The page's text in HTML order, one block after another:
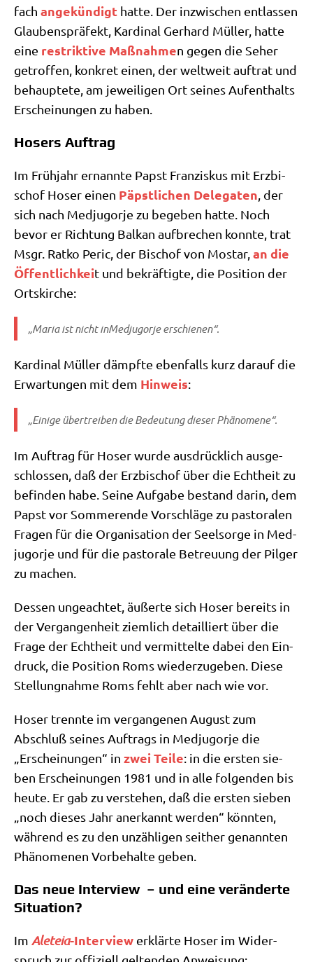
fach ange­kün­digt hat­te. Der inzwi­schen ent­las­sen
Glau­bens­prä­fekt, Kar­di­nal Ger­hard Mül­ler, hat­te
eine restrik­ti­ve Maß­nah­men gegen die Seher
getrof­fen, kon­kret einen, der welt­weit auf­trat und
behaup­te­te, am jewei­li­gen Ort sei­nes Auf­ent­halts
Erschei­nun­gen zu haben.
Hosers Auftrag
Im Früh­jahr ernann­te Papst Fran­zis­kus mit Erz­bi­
schof Hoser einen Päpst­li­chen Dele­ga­ten, der
sich nach Med­jug­or­je zu bege­ben hat­te. Noch
bevor er Rich­tung Bal­kan auf­bre­chen konn­te, trat
Msgr. Rat­ko Peric, der Bischof von Mostar,an die
Öffent­lich­keit und bekräf­tig­te, die Posi­ti­on der
Ortskirche:
„Maria ist nicht inMed­jug­or­je erschienen“.
Kar­di­nal Mül­ler dämpf­te eben­falls kurz dar­auf die
Erwar­tun­gen mit dem Hin­weis:
„Eini­ge über­trei­ben die Bedeu­tung die­ser Phänomene“.
Im Auf­trag für Hoser wur­de aus­drück­lich aus­ge­
schlos­sen, daß der Erz­bi­schof über die Echt­heit zu
befin­den habe. Sei­ne Auf­ga­be bestand dar­in, dem
Papst vor Som­mer­en­de Vor­schlä­ge zu pasto­ra­len
Fra­gen für die Orga­ni­sa­ti­on der Seel­sor­ge in Med­
jug­or­je und für die pasto­ra­le Betreu­ung der Pil­ger
zu machen.
Des­sen unge­ach­tet, äußer­te sich Hoser bereits in
der Ver­gan­gen­heit ziem­lich detail­liert über die
Fra­ge der Echt­heit und ver­mit­tel­te dabei den Ein­
druck, die Posi­ti­on Roms wie­der­zu­ge­ben. Die­se
Stel­lung­nah­me Roms fehlt aber nach wie vor.
Hoser trenn­te im ver­gan­ge­nen August zum
Abschluß sei­nes Auf­trags in Med­jug­or­je die
„Erschei­nun­gen“ in zwei Tei­le: in die ersten sie­
ben Erschei­nun­gen 1981 und in alle fol­gen­den bis
heu­te. Er gab zu ver­ste­hen, daß die ersten sie­ben
„noch die­ses Jahr aner­kannt wer­den“ könn­ten,
wäh­rend es zu den unzäh­li­gen seit­her genann­ten
Phä­no­me­nen Vor­be­hal­te geben.
Das neue Interview – und eine veränderte
Situation?
Im Ale­teia-Inter­view erklär­te Hoser im Wider­